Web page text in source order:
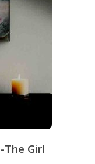
The Girl